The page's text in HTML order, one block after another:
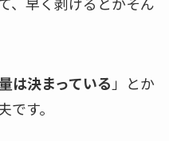
は決まっている 」とか
す。